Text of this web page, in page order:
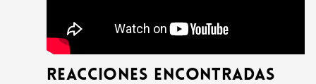
Reacciones encontradas